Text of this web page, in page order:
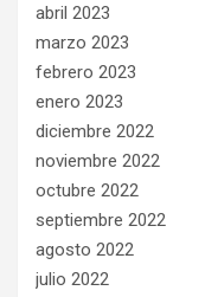
abril 2023
marzo 2023
febrero 2023
enero 2023
diciembre 2022
noviembre 2022
octubre 2022
septiembre 2022
agosto 2022
julio 2022